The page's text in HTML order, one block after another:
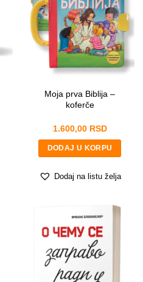
Moja prva Biblija –
koferče
1.600,00 RSD
DODAJ U KORPU
Dodaj na listu želja